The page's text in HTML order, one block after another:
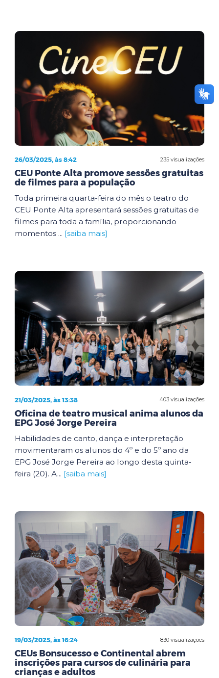
235 visualizações
26/03/2025, às 8:42
CEU Ponte Alta promove sessões gratuitas
de filmes para a população
Toda primeira quarta-feira do mês o teatro do
CEU Ponte Alta apresentará sessões gratuitas de
filmes para toda a família, proporcionando
momentos ... [saiba mais]
403 visualizações
21/03/2025, às 13:38
Oficina de teatro musical anima alunos da
EPG José Jorge Pereira
Habilidades de canto, dança e interpretação
movimentaram os alunos do 4º e do 5º ano da
EPG José Jorge Pereira ao longo desta quinta-
feira (20). A... [saiba mais]
830 visualizações
19/03/2025, às 16:24
CEUs Bonsucesso e Continental abrem
inscrições para cursos de culinária para
crianças e adultos